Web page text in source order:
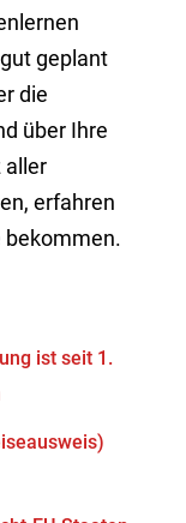
geplant
die
über Ihre
aller
erfahren
bekommen.
ist seit 1.